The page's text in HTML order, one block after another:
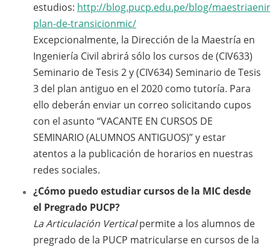
estudios: http://blog.pucp.edu.pe/blog/
plan-de-transicionmic/
Excepcionalmente, la Dirección de la Maestría en
Ingeniería Civil abrirá sólo los cursos de (CIV633)
Seminario de Tesis 2 y (CIV634) Seminario de Tesis
3 del plan antiguo en el 2020 como tutoría. Para
ello deberán enviar un correo solicitando cupos
con el asunto “VACANTE EN CURSOS DE
SEMINARIO (ALUMNOS ANTIGUOS)” y estar
atentos a la publicación de horarios en nuestras
redes sociales.
¿Cómo puedo estudiar cursos de la MIC desde
el Pregrado PUCP?
La Articulación Verticalpermite a los alumnos de
pregrado de la PUCP matricularse en cursos de la